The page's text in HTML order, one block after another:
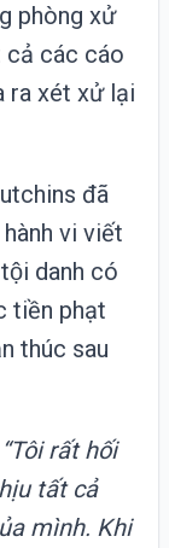
phòng xử
cả các cáo
ra xét xử lại
đã
vi viết
danh có
tiền phạt
thúc sau
“Tôi rất hối
tất cả
mình. Khi